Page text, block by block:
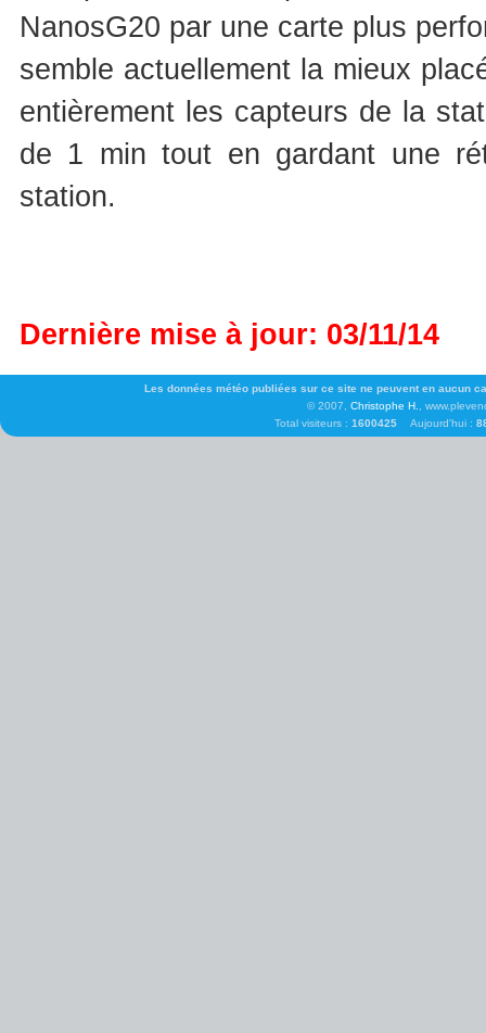
NanosG20 par une carte plus
semble actuellement la mieux
entièrement les capteurs de la
de 1 min tout en gardant une
station.
Dernière mise à jour: 03/11/14
Les données météo publiées sur ce site ne peuvent en aucun
© 2007,Christophe H.,
Total visiteurs : 1600425 Aujourd'hui :